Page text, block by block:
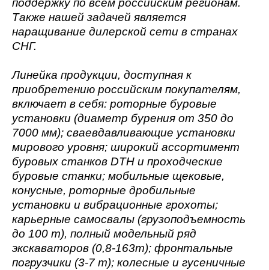
поддержку по всем российским регионам.
Также нашей задачей является
наращивание дилерской сети в странах
СНГ.
Линейка продукции, доступная к
приобретению российским покупателям,
включает в себя: роторные буровые
установки (диаметр бурения от 350 до
7000 мм); сваевдавливающие установки
мирового уровня; широкий ассортимент
буровых станков DTH и проходческие
буровые станки; мобильные щековые,
конусные, роторные дробильные
установки и вибрационные грохоты;
карьерные самосвалы (грузоподъемность
до 100 т), полный модельный ряд
экскаваторов (0,8-163т); фронтальные
погрузчики (3-7 т); колесные и гусеничные